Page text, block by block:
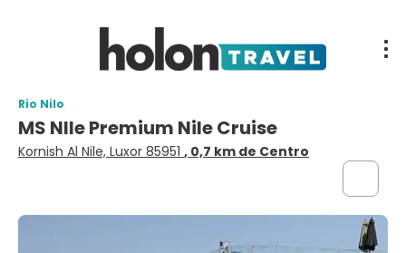
Rio Nilo
MS NIle Premium Nile Cruise
Kornish Al Nile, Luxor 85951 , 0,7 km de Centro